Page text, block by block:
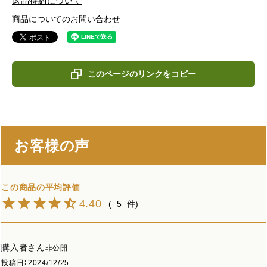
商品についてのお問い合わせ
このページのリンクをコピー
お客様の声
4.40 5
購入者
非公開
投稿日
2024/12/25